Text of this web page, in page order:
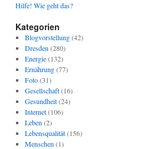
Hilfe! Wie geht das?
Kategorien
Blogvorstellung(42)
Dresden (280)
Energie(132)
Ernährung(77)
Foto(31)
Gesellschaft(16)
Gesundheit(24)
Internet(106)
Leben (2)
Lebensqualität(156)
Menschen (1)